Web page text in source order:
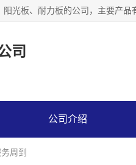
司
公司介绍
周到